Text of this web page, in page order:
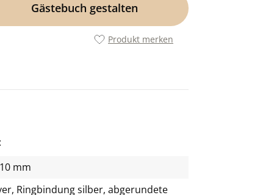
Gästebuch gestalten
Produkt merken
mm
Ringbindung silber, abgerundete